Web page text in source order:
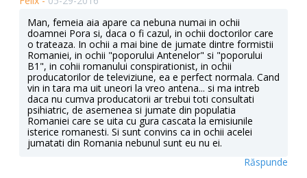
Man, femeia aia apare ca nebuna numai in ochii
doamnei Pora si, daca o fi cazul, in ochii doctorilor care
o trateaza. In ochii a mai bine de jumate dintre formistii
Romaniei, in ochii "poporului Antenelor" si "poporului
B1", in cohii romanului conspirationist, in ochii
producatorilor de televiziune, ea e perfect normala. Cand
vin in tara ma uit uneori la vreo antena... si ma intreb
daca nu cumva producatorii ar trebui toti consultati
psihiatric, de asemenea si jumate din populatia
Romaniei care se uita cu gura cascata la emisiunile
isterice romanesti. Si sunt convins ca in ochii acelei
jumatati din Romania nebunul sunt eu nu ei.
Răspunde